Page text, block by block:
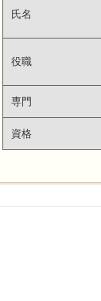
氏名
役職
専門
資格